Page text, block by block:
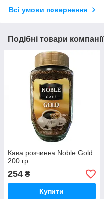
Всі умови повернення
Подібні товари компанії
Кава розчинна Noble Gold
200 гр
254 ₴
Купити